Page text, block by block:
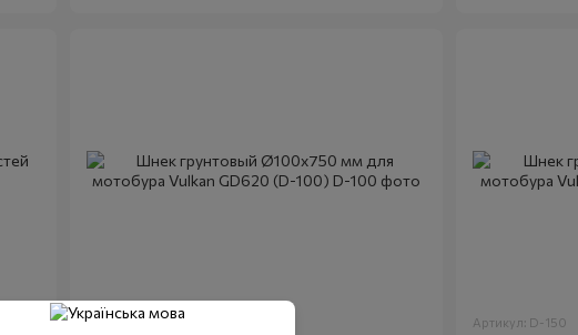
Артикул: D-100 Артикул: D-150